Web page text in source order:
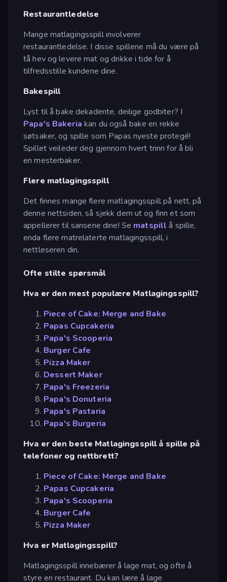
Restaurantledelse
Mange matlagingsspill involverer
restaurantledelse. I disse spillene må du være på
tå hev og levere mat og drikke i tide for å
tilfredsstille kundene dine.
Bakespill
Lyst til å bake dekadente, deilige godbiter? I
Papa's Bakeria kan du også bake en rekke
søtsaker, og spille som Papas nyeste protegé!
Spillet veileder deg gjennom hvert trinn for å bli
en mesterbaker.
Flere matlagingsspill
Det finnes mange flere matlagingsspill på nett, på
denne nettsiden, så sjekk dem ut og finn et som
appellerer til sansene dine! Se matspill å spille,
enda flere matrelaterte matlagingsspill, i
nettleseren din.
Ofte stilte spørsmål
Hva er den mest populære Matlagingsspill?
Piece of Cake: Merge and Bake
Papas Cupcakeria
Papa's Scooperia
Burger Cafe
Pizza Maker
Dessert Maker
Papa's Freezeria
Papa's Donuteria
Papa's Pastaria
Papa's Burgeria
Hva er den beste Matlagingsspill å spille på
telefoner og nettbrett?
Piece of Cake: Merge and Bake
Papas Cupcakeria
Papa's Scooperia
Burger Cafe
Pizza Maker
Hva er Matlagingsspill?
Matlagingsspill innebærer å lage mat, og ofte å
styre en restaurant. Du kan lære å lage